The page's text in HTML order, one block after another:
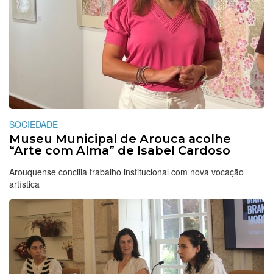
SOCIEDADE
Museu Municipal de Arouca acolhe
“Arte com Alma” de Isabel Cardoso
Arouquense concilia trabalho institucional com nova vocação
artística